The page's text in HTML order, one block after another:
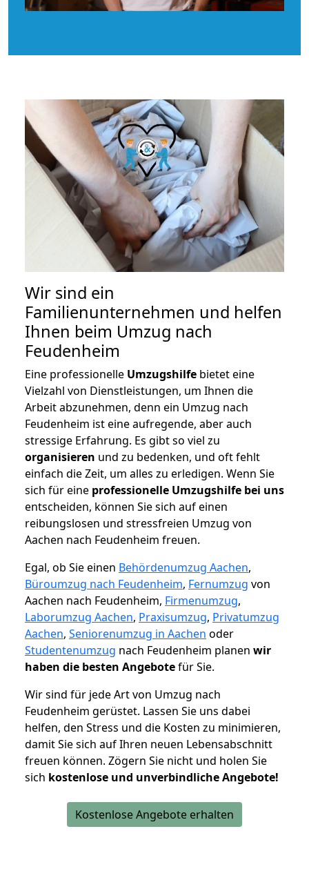
Wir sind ein
Familienunternehmen und helfen
Ihnen beim Umzug nach
Feudenheim
Eine professionelle Umzugshilfe bietet eine
Vielzahl von Dienstleistungen, um Ihnen die
Arbeit abzunehmen, denn ein Umzug nach
Feudenheim ist eine aufregende, aber auch
stressige Erfahrung. Es gibt so viel zu
organisieren und zu bedenken, und oft fehlt
einfach die Zeit, um alles zu erledigen. Wenn Sie
sich für eine professionelle Umzugshilfe bei uns
entscheiden, können Sie sich auf einen
reibungslosen und stressfreien Umzug von
Aachen nach Feudenheim freuen.
Egal, ob Sie einen Behördenumzug Aachen,
Büroumzug nach Feudenheim, Fernumzug von
Aachen nach Feudenheim, Firmenumzug,
Laborumzug Aachen, Praxisumzug, Privatumzug
Aachen, Seniorenumzug in Aachen oder
Studentenumzug nach Feudenheim planen wir
haben die besten Angebotefür Sie.
Wir sind für jede Art von Umzug nach
Feudenheim gerüstet. Lassen Sie uns dabei
helfen, den Stress und die Kosten zu minimieren,
damit Sie sich auf Ihren neuen Lebensabschnitt
freuen können. Zögern Sie nicht und holen Sie
sich kostenlose und unverbindliche Angebote!
Kostenlose Angebote erhalten